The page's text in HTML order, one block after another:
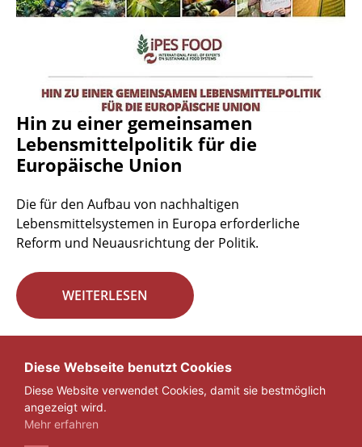
Hin zu einer gemeinsamen
Lebensmittelpolitik für die
Europäische Union
Die für den Aufbau von nachhaltigen
Lebensmittelsystemen in Europa erforderliche
Reform und Neuausrichtung der Politik.
WEITERLESEN
« 1 ... 27 28 29
Diese Webseite benutzt Cookies
Diese Website verwendet Cookies, damit sie bestmöglich
angezeigt wird.
Mehr erfahren